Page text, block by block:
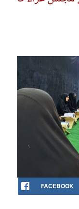
FACEBOOK